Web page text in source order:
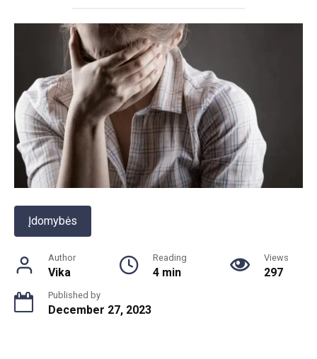
Įdomybės
Author
Vika
Reading
4 min
Views
297
Published by
December 27, 2023